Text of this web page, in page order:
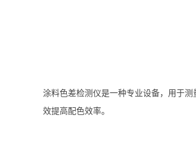
涂料色差检测仪是一种专业设备，用于
效提高配色效率。